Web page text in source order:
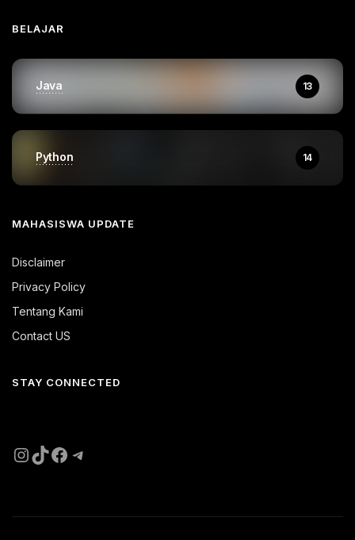
BELAJAR
Java 13
Python 14
MAHASISWA UPDATE
Disclaimer
Privacy Policy
Tentang Kami
Contact US
STAY CONNECTED
Instagram
TikTok
Facebook
Telegram